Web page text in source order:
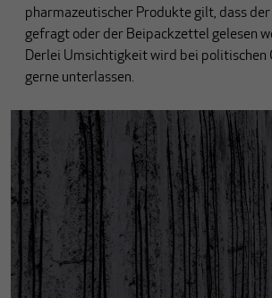
pharmazeutischer Produkte gilt, dass
gefragt oder der Beipackzettel gelesen
Derlei Umsichtigkeit wird bei politischen
gerne unterlassen.